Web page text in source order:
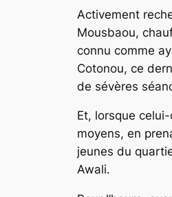
Activement
Mousbaou,
connu comme
Cotonou, ce
de sévères
Et, lorsque
moyens, en
jeunes du
Awali.